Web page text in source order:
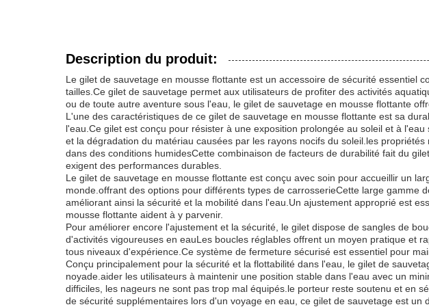
Description du produit:
Le gilet de sauvetage en mousse flottante est un accessoire de sécurité essentiel
tailles.Ce gilet de sauvetage permet aux utilisateurs de profiter des activités
ou de toute autre aventure sous l'eau, le gilet de sauvetage en mousse flottante
L'une des caractéristiques de ce gilet de sauvetage en mousse flottante est sa
l'eau.Ce gilet est conçu pour résister à une exposition prolongée au soleil et à
et la dégradation du matériau causées par les rayons nocifs du soleil.les
dans des conditions humidesCette combinaison de facteurs de durabilité fait du
exigent des performances durables.
Le gilet de sauvetage en mousse flottante est conçu avec soin pour accueillir un
monde.offrant des options pour différents types de carrosserieCette large
améliorant ainsi la sécurité et la mobilité dans l'eau.Un ajustement approprié est
mousse flottante aident à y parvenir.
Pour améliorer encore l'ajustement et la sécurité, le gilet dispose de sangles de
d'activités vigoureuses en eauLes boucles réglables offrent un moyen pratique et
tous niveaux d'expérience.Ce système de fermeture sécurisé est essentiel pour
Conçu principalement pour la sécurité et la flottabilité dans l'eau, le gilet de
noyade.aider les utilisateurs à maintenir une position stable dans l'eau avec un
difficiles, les nageurs ne sont pas trop mal équipés.le porteur reste soutenu et en
de sécurité supplémentaires lors d'un voyage en eau, ce gilet de sauvetage est un